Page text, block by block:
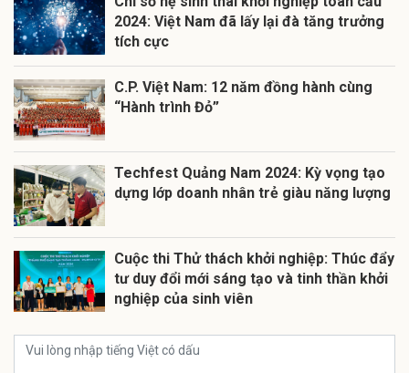
2024: Việt Nam đã lấy lại đà tăng trưởng
tích cực
C.P. Việt Nam: 12 năm đồng hành cùng
“Hành trình Đỏ”
Techfest Quảng Nam 2024: Kỳ vọng tạo
dựng lớp doanh nhân trẻ giàu năng lượng
Cuộc thi Thử thách khởi nghiệp: Thúc đẩy
tư duy đổi mới sáng tạo và tinh thần khởi
nghiệp của sinh viên